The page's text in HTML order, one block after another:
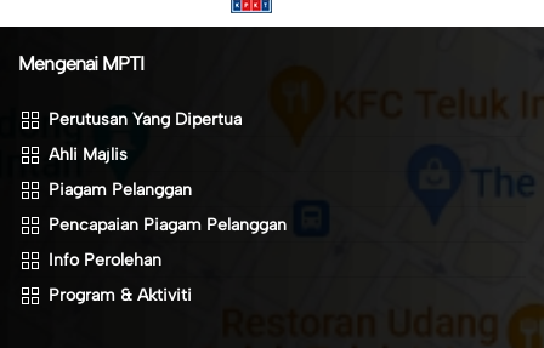
Mengenai MPTI
Perutusan Yang Dipertua
Ahli Majlis
Piagam Pelanggan
Pencapaian Piagam Pelanggan
Info Perolehan
Program & Aktiviti